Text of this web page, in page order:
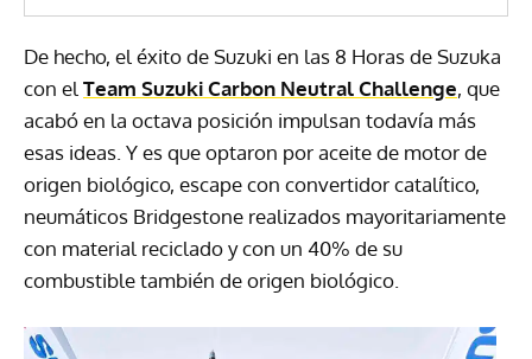
De hecho, el éxito de Suzuki en las 8 Horas de Suzuka
con elTeam Suzuki Carbon Neutral Challenge, que
acabó en la octava posición impulsan todavía más
esas ideas. Y es que optaron por aceite de motor de
origen biológico, escape con convertidor catalítico,
neumáticos Bridgestone realizados mayoritariamente
con material reciclado y con un 40% de su
combustible también de origen biológico.